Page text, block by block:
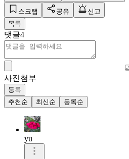
스크랩 공유
신고
목록
댓글4
사진첨부
등록
추천순
최신순 등록순
yu